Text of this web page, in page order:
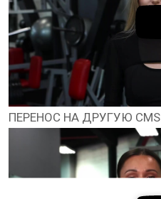
ПЕРЕНОС НА ДРУГУЮ CMS